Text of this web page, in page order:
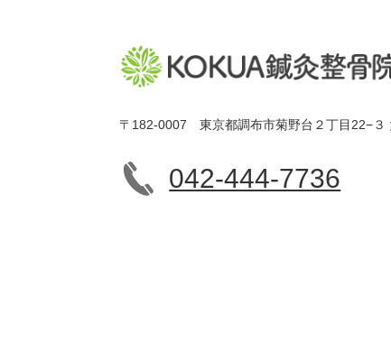
〒182-0007 東京都調布市菊野台２丁目22−３
042-444-7736